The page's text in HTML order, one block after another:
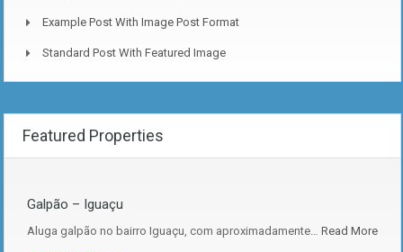
Example Post With Image Post Format
Standard Post With Featured Image
Featured Properties
Galpão – Iguaçu
Aluga galpão no bairro Iguaçu, com aproximadamente… Read More